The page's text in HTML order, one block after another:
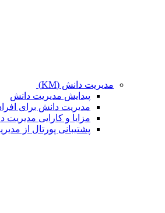
مدیریت دانش (KM)
پیدایش مدیریت دانش
مدیریت دانش برای
مزایا و کارایی مدیریت
پشتیبانی پورتال از